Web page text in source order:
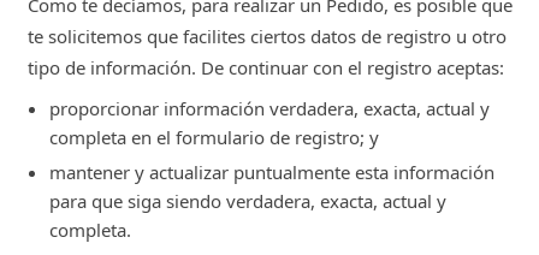
te solicitemos que facilites ciertos datos de registro u otro
tipo de información. De continuar con el registro aceptas:
proporcionar información verdadera, exacta, actual y
completa en el formulario de registro; y
mantener y actualizar puntualmente esta información
para que siga siendo verdadera, exacta, actual y
completa.